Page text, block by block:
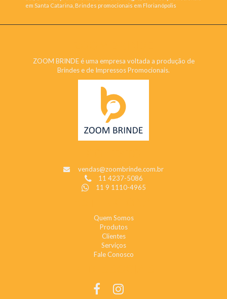
em Santa Catarina, Brindes promocionais em Florianópolis
ZOOM BRINDE é uma empresa voltada a produção de
Brindes e de Impressos Promocionais.
vendas@zoombrinde.com.br
11 4237-5086
11 9 1110-4965
Quem Somos
Produtos
Clientes
Serviços
Fale Conosco